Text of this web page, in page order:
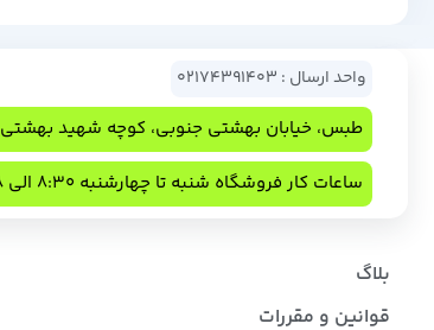
واحد ارسال : 02174391403
طبس، خیابان بهشتی جنوبی، کوچه شهید بهشتی 8، پارک علم و فناوری
ساعات کار فروشگاه شنبه تا چهارشنبه 8:30 الی 18
بلاگ
قوانین و مقررات